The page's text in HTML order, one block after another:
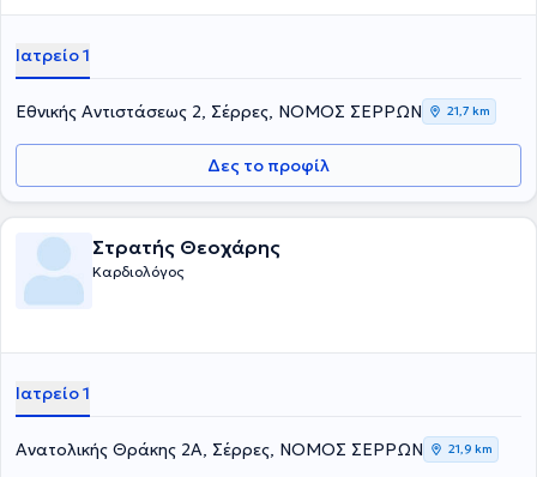
Ιατρείο 1
Εθνικής Αντιστάσεως 2, Σέρρες, ΝΟΜΟΣ ΣΕΡΡΩΝ 21,7 km
Δες το προφίλ
Στρατής Θεοχάρης
Καρδιολόγος
Ιατρείο 1
Ανατολικής Θράκης 2Α, Σέρρες, ΝΟΜΟΣ ΣΕΡΡΩΝ 21,9 km